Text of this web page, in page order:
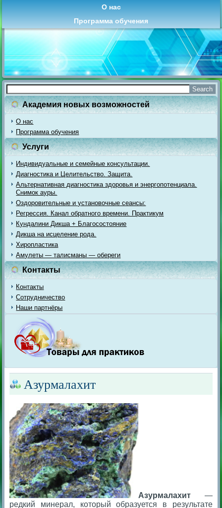
О нас
Программа обучения
Академия новых возможностей
О нас
Программа обучения
Услуги
Индивидуальные и семейные консультации.
Диагностика и Целительство. Защита.
Альтернативная диагностика здоровья и энергопотенциала.
Снимок ауры.
Оздоровительные и установочные сеансы:
Регрессия. Канал обратного времени. Практикум
Кундалини Дикша + Благосостояние
Дикша на исцеление рода.
Хиропластика
Амулеты — талисманы — обереги
Контакты
Контакты
Сотрудничество
Наши партнёры
Азурмалахит
Азурмалахит —
редкий минерал, который образуется в результате